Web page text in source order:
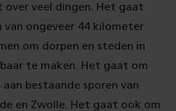
over veel dingen. Het gaat
van ongeveer 44 kilometer
om dorpen en steden in
te maken. Het gaat om
bestaande sporen van
en Zwolle. Het gaat ook om